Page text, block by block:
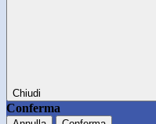
Chiudi
Conferma